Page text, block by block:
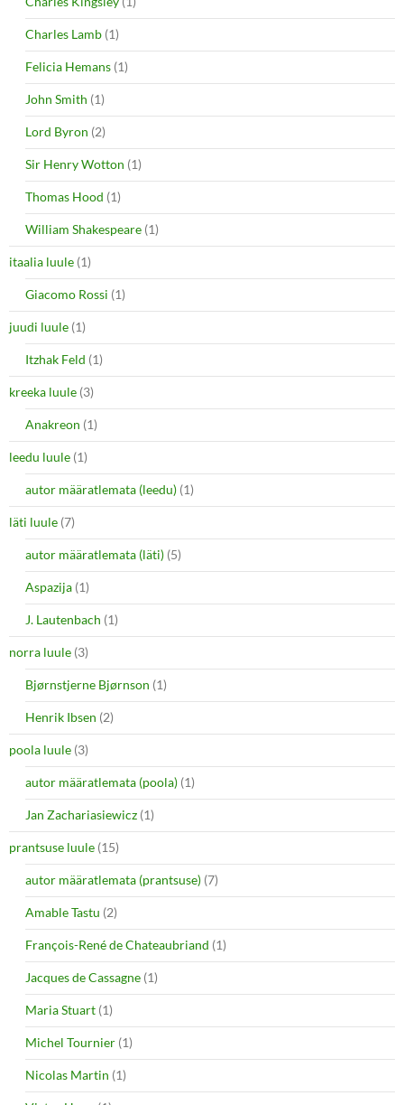
Charles Lamb (1)
Felicia Hemans (1)
John Smith (1)
Lord Byron (2)
Sir Henry Wotton (1)
Thomas Hood (1)
William Shakespeare (1)
itaalia luule (1)
Giacomo Rossi (1)
juudi luule (1)
Itzhak Feld (1)
kreeka luule (3)
Anakreon (1)
leedu luule (1)
autor määratlemata (leedu) (1)
läti luule (7)
autor määratlemata (läti) (5)
Aspazija (1)
J. Lautenbach (1)
norra luule (3)
Bjørnstjerne Bjørnson (1)
Henrik Ibsen (2)
poola luule (3)
autor määratlemata (poola) (1)
Jan Zachariasiewicz (1)
prantsuse luule (15)
autor määratlemata (prantsuse) (7)
Amable Tastu (2)
François-René de Chateaubriand (1)
Jacques de Cassagne (1)
Maria Stuart (1)
Michel Tournier (1)
Nicolas Martin (1)